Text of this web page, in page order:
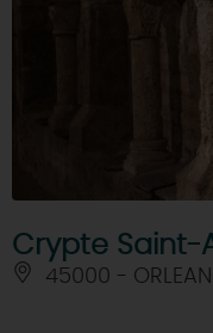
Crypte Saint-
45000 -